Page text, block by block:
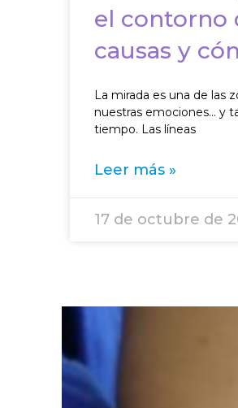
el contorno
causas y
La mirada es una de las
nuestras emociones… y
tiempo. Las líneas
Leer más »
17 de octubre de